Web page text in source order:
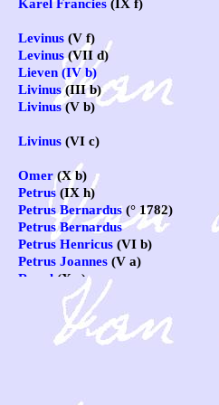
Karel Francies (IX f)
Levinus (V f)
Levinus(VII d)
Lieven (IV b)
Livinus(III b)
Livinus(V b)
Livinus (VI c)
Omer(X b)
Petrus (IX h)
Petrus Bernardus(° 1782)
Petrus Bernardus
Petrus Henricus (VI b)
Petrus Joannes (V a)
Raoul (X e)
Richard Adolf
Rose Anne
Theophil Petrus